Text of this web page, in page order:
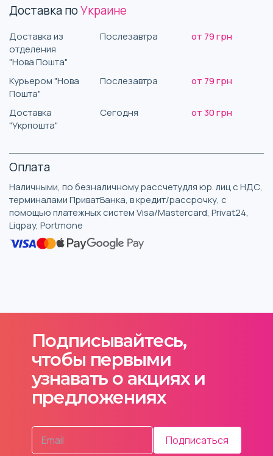
Доставка поУкраине
Доставка из
отделения
"Нова Пошта"
Послезавтра от 79 грн
Курьером "Нова
Пошта"
Послезавтра от 79 грн
Доставка
"Укрпошта"
Сегодня от 30 грн
Оплата
Наличными, по безналичному рассчетудля юр. лиц с НДС,
терминалами ПриватБанка, в кредит/рассрочку, с
помощью платежных систем Visa/Mastercard, Privat24,
Liqpay, Portmone
Подписывайтесь,
чтобы первыми
узнавать о акциях и
предложениях
Подписаться